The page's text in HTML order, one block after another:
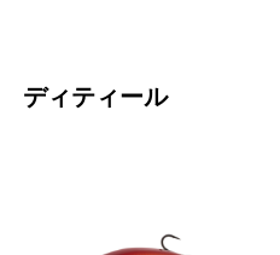
ディティール